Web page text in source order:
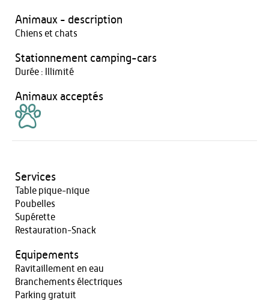
Animaux - description
Chiens et chats
Stationnement camping-cars
Durée : Illimité
Animaux acceptés
Services
Table pique-nique
Poubelles
Supérette
Restauration-Snack
Equipements
Ravitaillement en eau
Branchements électriques
Parking gratuit